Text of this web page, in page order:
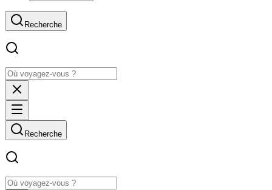
Recherche
Recherche